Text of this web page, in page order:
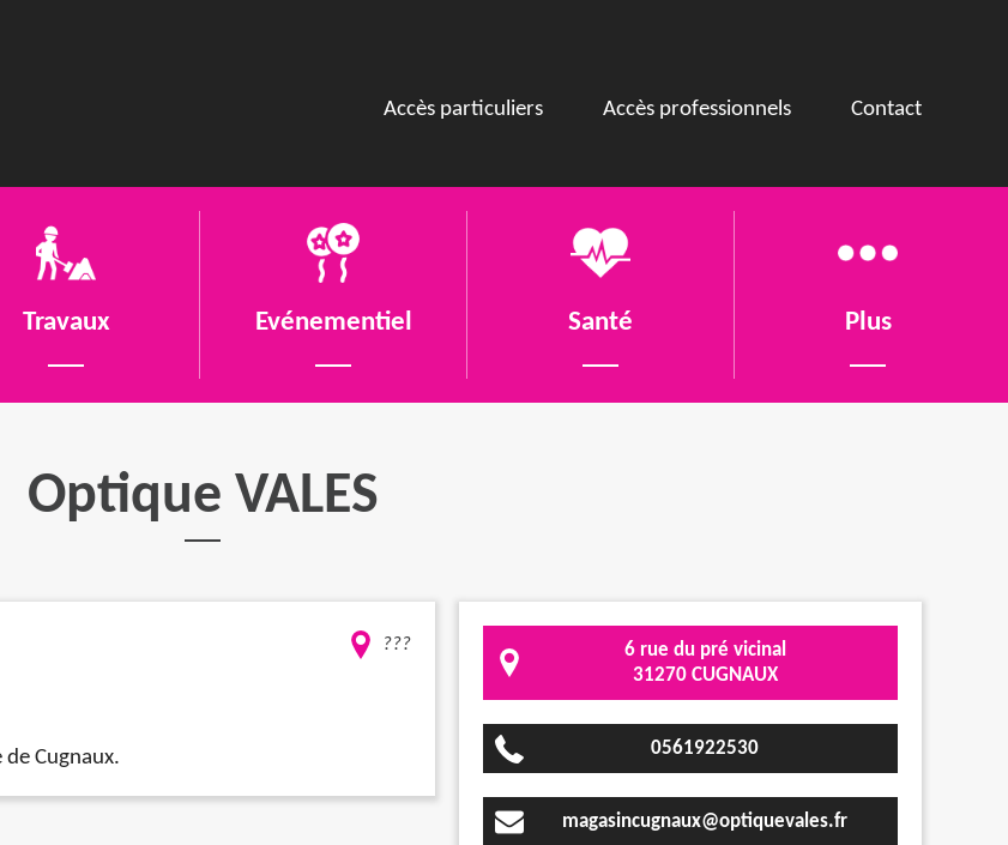
Accès particuliers Accès professionnels Contact
Travaux Evénementiel Santé Plus
Optique VALES
???
Cugnaux.
6 rue du pré vicinal
31270 CUGNAUX
0561922530
magasincugnaux@optiquevales.fr